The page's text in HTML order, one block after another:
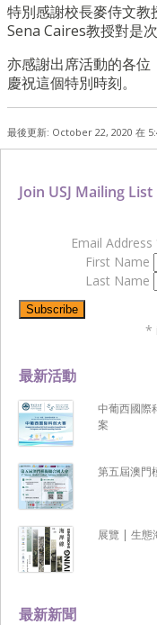
特別感謝校長麥侍文
Sena Caires教授對是
亦感謝出席活動的各
慶祝這個特別時刻。
最後更新: October 22, 2020 在
最新新聞
最新活動
中葡西國際
案
第五屆澳門
展覽 | 生態
Join USJ Mailing List
Email Address
First Name
Last Name
*